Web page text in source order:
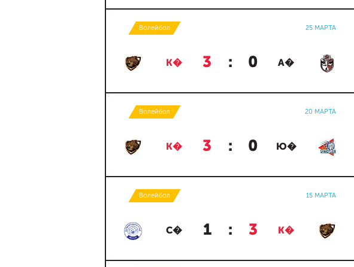
Волейбол 25 МАРТА
К� 3 : 0 А�
Волейбол 20 МАРТА
К� 3 : 0 Ю�
Волейбол 15 МАРТА
С� 1 : 3 К�